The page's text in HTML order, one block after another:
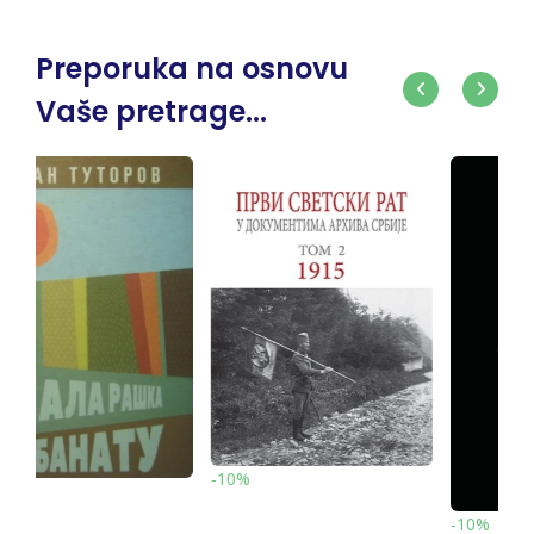
Preporuka na osnovu
Vaše pretrage...